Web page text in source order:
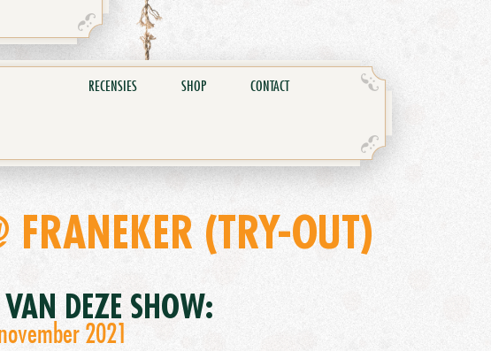
RECENSIES SHOP CONTACT
FRANEKER (TRY-OUT)
VAN DEZE SHOW:
2021